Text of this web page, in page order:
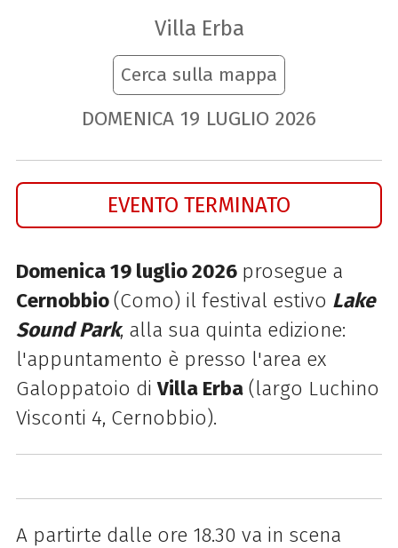
Villa Erba
Cerca sulla mappa
DOMENICA 19 LUGLIO 2026
EVENTO TERMINATO
Domenica 19 luglio 2026 prosegue a
Cernobbio(Como) il festival estivo Lake
Sound Park, alla sua quinta edizione:
l'appuntamento è presso l'area ex
Galoppatoio diVilla Erba(largo Luchino
Visconti 4, Cernobbio).
A partirte dalle ore 18.30 va in scena